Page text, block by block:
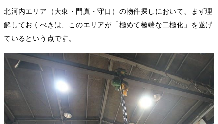
北河内エリア（大東・門真・守口）の物件探しにおいて、まず理
解しておくべきは、このエリアが「極めて極端な二極化」を遂げ
ているという点です。